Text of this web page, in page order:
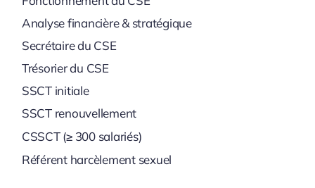
Analyse financière & stratégique
Secrétaire du CSE
Trésorier du CSE
SSCT initiale
SSCT renouvellement
CSSCT (≥ 300 salariés)
Référent harcèlement sexuel